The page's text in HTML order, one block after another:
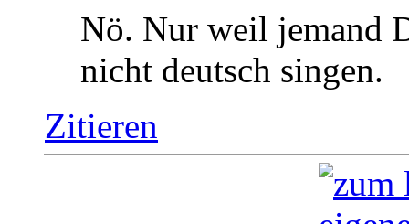
Nö. Nur weil jemand
nicht deutsch singen.
Zitieren